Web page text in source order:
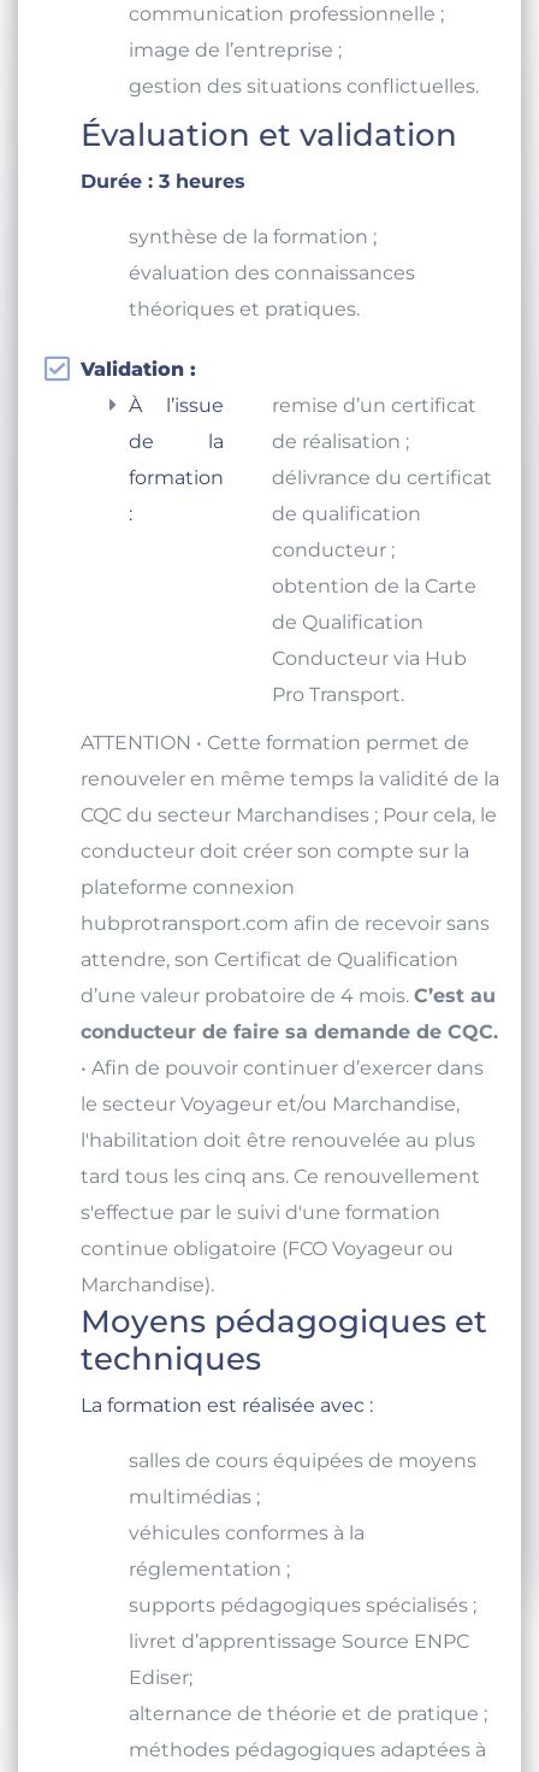
communication professionnelle ;
image de l’entreprise ;
gestion des situations conflictuelles.
Évaluation et validation
Durée : 3 heures
synthèse de la formation ;
évaluation des connaissances
théoriques et pratiques.
Validation :
À l’issue
de la
formation
:
remise d’un certificat
de réalisation ;
délivrance du certificat
de qualification
conducteur ;
obtention de la Carte
de Qualification
Conducteur via Hub
Pro Transport.
ATTENTION • Cette formation permet de
renouveler en même temps la validité de la
CQC du secteur Marchandises ; Pour cela, le
conducteur doit créer son compte sur la
plateforme connexion
hubprotransport.com afin de recevoir sans
attendre, son Certificat de Qualification
d’une valeur probatoire de 4 mois. C’est au
conducteur de faire sa demande de CQC.
• Afin de pouvoir continuer d’exercer dans
le secteur Voyageur et/ou Marchandise,
l'habilitation doit être renouvelée au plus
tard tous les cinq ans. Ce renouvellement
s'effectue par le suivi d'une formation
continue obligatoire (FCO Voyageur ou
Marchandise).
Moyens pédagogiques et
techniques
La formation est réalisée avec :
salles de cours équipées de moyens
multimédias ;
véhicules conformes à la
réglementation ;
supports pédagogiques spécialisés ;
livret d’apprentissage Source ENPC
Ediser;
alternance de théorie et de pratique ;
méthodes pédagogiques adaptées à